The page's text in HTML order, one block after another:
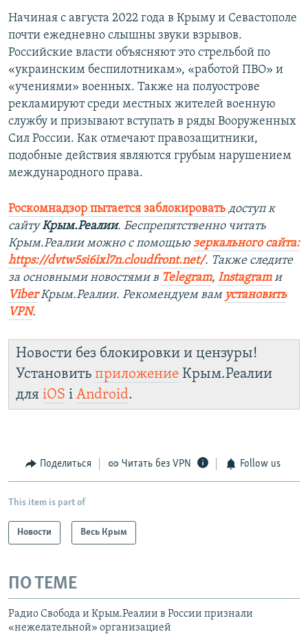
Начиная с августа 2022 года в Крыму и Севастополе
почти ежедневно слышны звуки взрывов.
Российские власти объясняют это стрельбой по
«украинским беспилотникам», «работой ПВО» и
«учениями» военных. Также на полуострове
рекламируют среди местных жителей военную
службу и призывают вступать в ряды Вооруженных
Сил России. Как отмечают правозащитники,
подобные действия являются грубым нарушением
международного права.
Роскомнадзор пытается заблокировать доступ к
сайтуКрым.Реалии. Беспрепятственно читать
Крым.Реалии можно с помощью зеркального сайта:
https://dvtw5si6ixl7n.cloudfront.net/. Также следите
за основными новостями в Telegram, Instagramи
ViberКрым.Реалии. Рекомендуем вам установить
VPN.
Новости без блокировки и цензуры!
Установить приложение Крым.Реалии
для iOS і Android.
Поделиться Читать без VPN Follow us
This item is part of
Новости Весь Крым
ПО ТЕМЕ
Радио Свобода и Крым.Реалии в России признали
«нежелательной» организацией